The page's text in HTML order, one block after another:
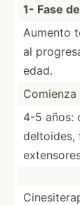
1- Fase
Aumento
al
edad.
4-5 años:
deltoides,